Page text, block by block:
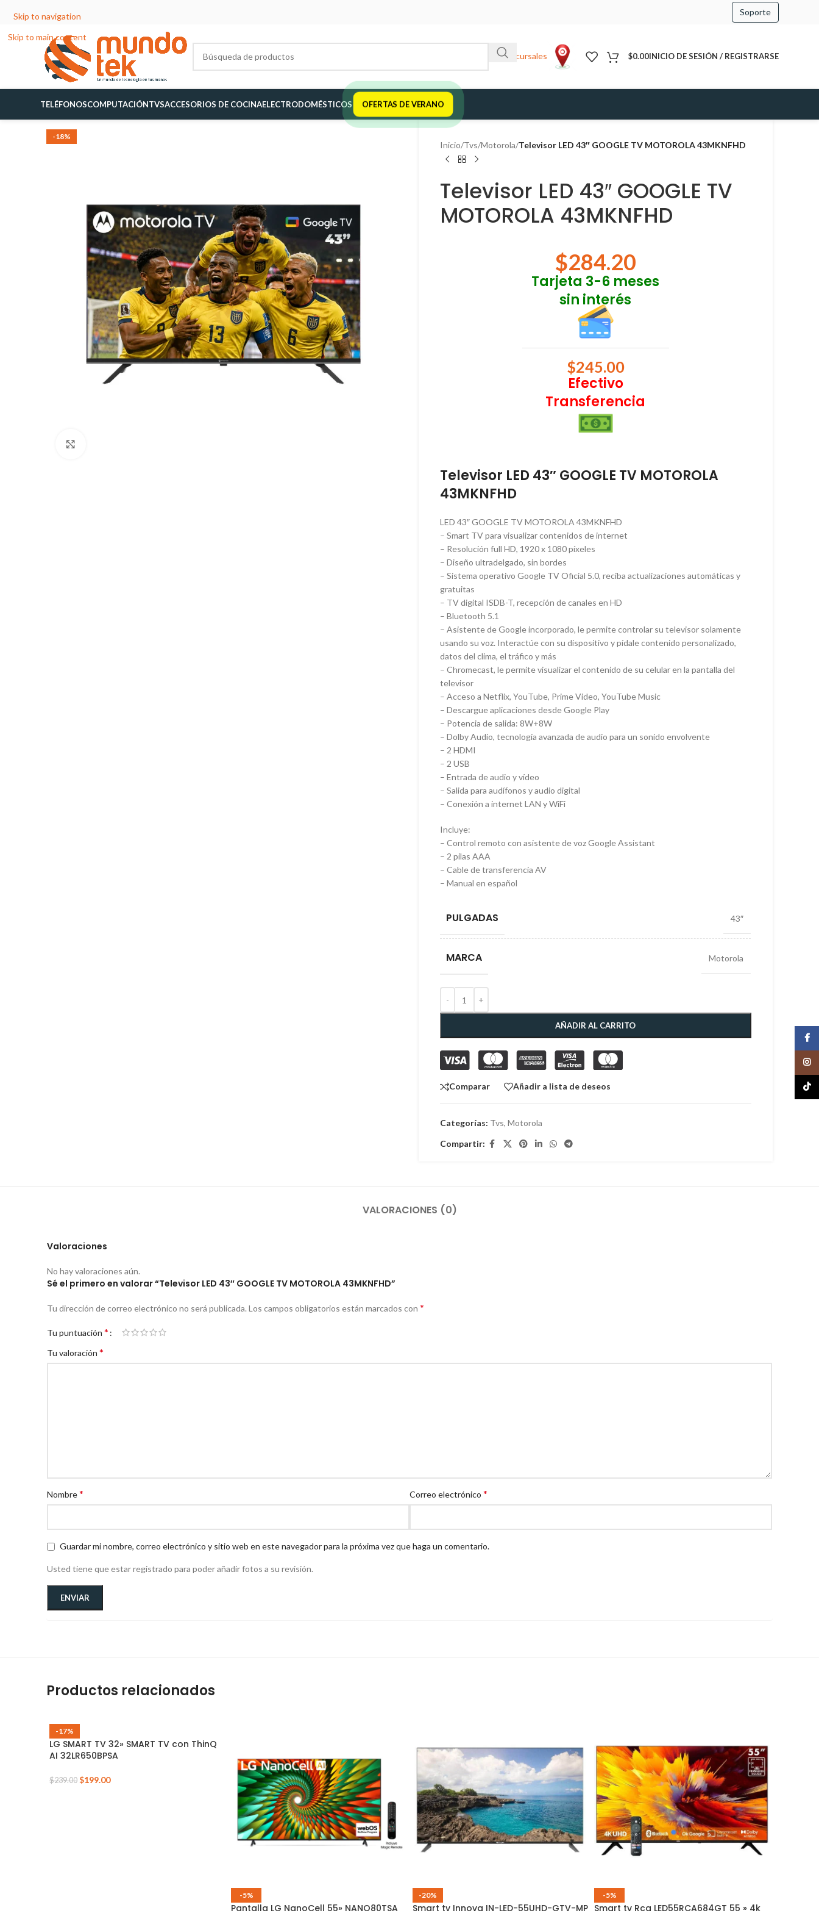
Skip to navigation
Skip to main content
Soporte
Sucursales $0.00INICIO DE SESIÓN / REGISTRARSE
TELÉFONOSCOMPUTACIÓNTVSACCESORIOS DE COCINAELECTRODOMÉSTICOS OFERTAS DE VERANO
-18%
Inicio/Tvs/Motorola/Televisor LED 43″ GOOGLE TV MOTOROLA 43MKNFHD
Televisor LED 43″ GOOGLE TV
MOTOROLA 43MKNFHD
$284.20
Tarjeta 3-6 meses
sin interés
$245.00
Efectivo
Transferencia
Televisor LED 43″ GOOGLE TV MOTOROLA
43MKNFHD
LED 43″ GOOGLE TV MOTOROLA 43MKNFHD
– Smart TV para visualizar contenidos de internet
– Resolución full HD, 1920 x 1080 píxeles
– Diseño ultradelgado, sin bordes
– Sistema operativo Google TV Oficial 5.0, reciba actualizaciones automáticas y
gratuitas
– TV digital ISDB-T, recepción de canales en HD
– Bluetooth 5.1
– Asistente de Google incorporado, le permite controlar su televisor solamente
usando su voz. Interactúe con su dispositivo y pídale contenido personalizado,
datos del clima, el tráfico y más
– Chromecast, le permite visualizar el contenido de su celular en la pantalla del
televisor
– Acceso a Netflix, YouTube, Prime Video, YouTube Music
– Descargue aplicaciones desde Google Play
– Potencia de salida: 8W+8W
– Dolby Audio, tecnología avanzada de audio para un sonido envolvente
– 2 HDMI
– 2 USB
– Entrada de audio y vídeo
– Salida para audífonos y audio digital
– Conexión a internet LAN y WiFi
Incluye:
– Control remoto con asistente de voz Google Assistant
– 2 pilas AAA
– Cable de transferencia AV
– Manual en español
PULGADAS 43″
MARCA Motorola
AÑADIR AL CARRITO
Comparar Añadir a lista de deseos
Categorías: Tvs, Motorola
Compartir:
VALORACIONES (0)
Valoraciones
No hay valoraciones aún.
Sé el primero en valorar “Televisor LED 43″ GOOGLE TV MOTOROLA 43MKNFHD”
Tu dirección de correo electrónico no será publicada. Los campos obligatorios están marcados con *
Tu puntuación *
Tu valoración *
Nombre* Correo electrónico *
Guardar mi nombre, correo electrónico y sitio web en este navegador para la próxima vez que haga un comentario.
Usted tiene que estar registrado para poder añadir fotos a su revisión.
Productos relacionados
-17%
LG SMART TV 32» SMART TV con ThinQ
AI 32LR650BPSA
$239.00 $199.00
-5%
Pantalla LG NanoCell 55» NANO80TSA
-20%
Smart tv Innova IN-LED-55UHD-GTV-MP
-5%
Smart tv Rca LED55RCA684GT 55 » 4k